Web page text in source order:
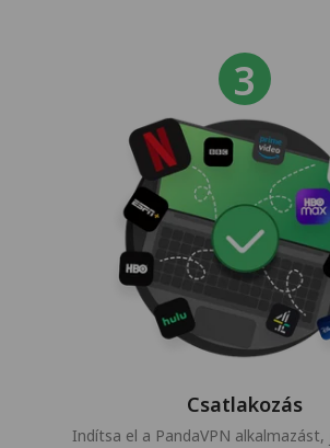
Csatlakozás
Indítsa el a PandaVPN